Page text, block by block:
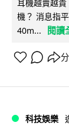
耳機越賣越
機？ 消息指
40m...
閱讀
科技娛樂